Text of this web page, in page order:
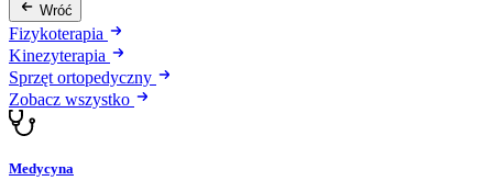
Wróć
Fizykoterapia
Kinezyterapia
Sprzęt ortopedyczny
Zobacz wszystko
Medycyna